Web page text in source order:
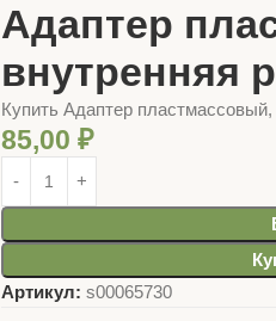
Адаптер
внутренняя
Купить Адаптер
85,00₽
Артикул:s00065730